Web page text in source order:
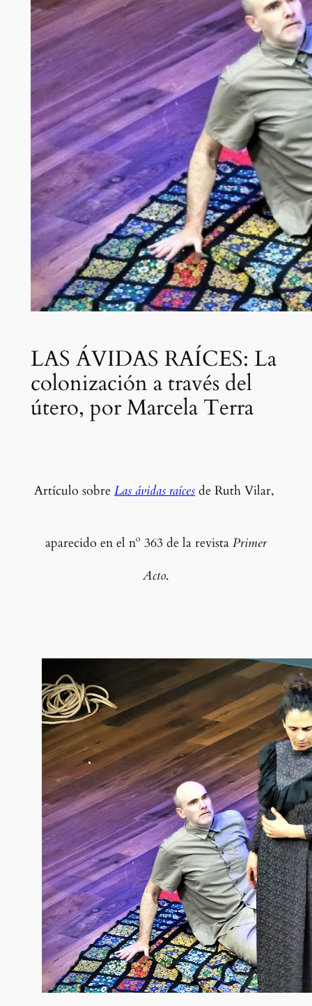
LAS ÁVIDAS RAÍCES: La
colonización a través del
útero, por Marcela Terra
Artículo sobre Las ávidas raíces de Ruth Vilar,
aparecido en el nº 363 de la revista Primer
Acto.